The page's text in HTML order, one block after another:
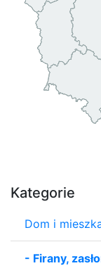
Kategorie
Dom i
- Firany,